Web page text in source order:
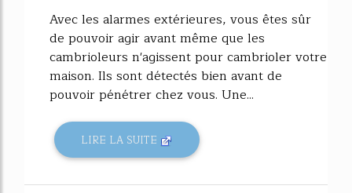
Avec les alarmes extérieures, vous êtes sûr
de pouvoir agir avant même que les
cambrioleurs n'agissent pour cambrioler votre
maison. Ils sont détectés bien avant de
pouvoir pénétrer chez vous. Une...
LIRE LA SUITE